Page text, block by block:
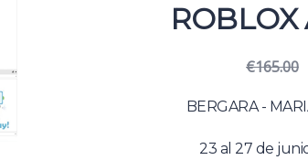
€165.00
BERGARA -
23 al 27 de